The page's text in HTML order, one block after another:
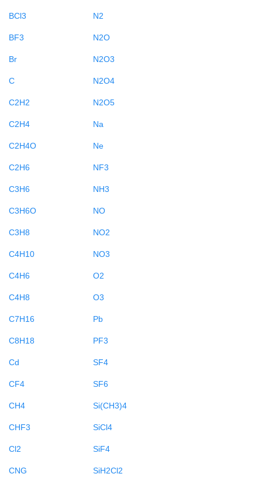
BCl3
BF3
Br
C
C2H2
C2H4
C2H4O
C2H6
C3H6
C3H6O
C3H8
C4H10
C4H6
C4H8
C7H16
C8H18
Cd
CF4
CH4
CHF3
Cl2
CNG
N2
N2O
N2O3
N2O4
N2O5
Na
Ne
NF3
NH3
NO
NO2
NO3
O2
O3
Pb
PF3
SF4
SF6
Si(CH3)4
SiCl4
SiF4
SiH2Cl2